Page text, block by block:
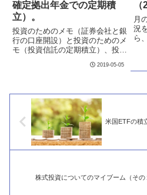
確定拠出年金での定期積
立）。
投資のためのメモ（証券会社と銀
行の口座開設）と投資のためのメ
モ（投資信託の定期積立）、投資
株、ETF、外貨MMFの定期積
いて書いた。今回は会社の確定
2019-05-05
月
況
ら
の
米国ETFの積
株式投資についてのマイブーム（その